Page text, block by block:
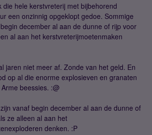
die hele kerstvreterij met bijbehorend
een onzinnig opgeklopt gedoe. Sommige
december al aan de dunne of rijp voor
al aan het kerstvreterijmoetenmaken
jaren niet meer af. Zonde van het geld. En
op al die enorme explosieven en granaten
beessies. :@
vanaf begin december al aan de dunne of
ze alleen al aan het
denken. :P